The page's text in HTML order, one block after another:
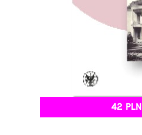
42 PLN